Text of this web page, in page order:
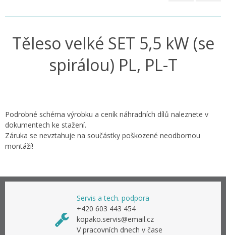
Těleso velké SET 5,5 kW (se
spirálou) PL, PL-T
Podrobné schéma výrobku a ceník náhradních dílů naleznete v
dokumentech ke stažení.
Záruka se nevztahuje na součástky poškozené neodbornou
montáží!
Servis a tech. podpora
+420 603 443 454
kopako.servis@email.cz
V pracovních dnech v čase